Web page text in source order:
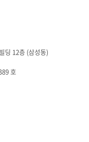
딩 12층 (삼성동)
호